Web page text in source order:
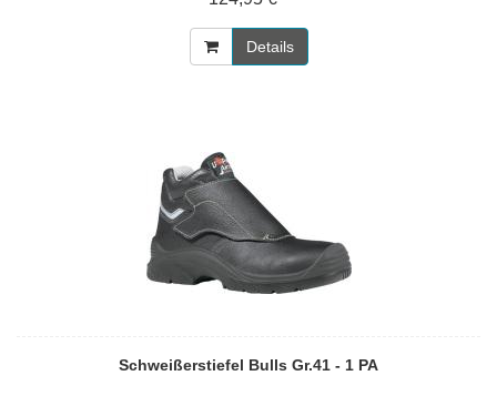
Details
Schweißerstiefel Bulls Gr.41 - 1 PA